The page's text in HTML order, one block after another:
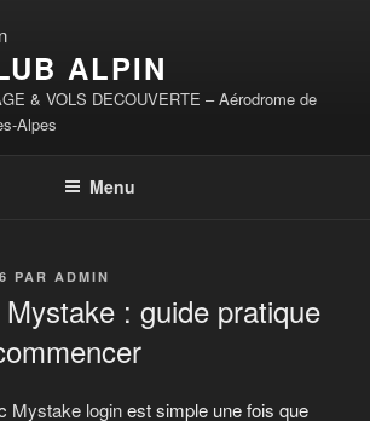
ALPIN
& VOLS DECOUVERTE – Aérodrome de
Alpes
Menu
PAR ADMIN
: guide pratique
Mystake loginest simple une fois que